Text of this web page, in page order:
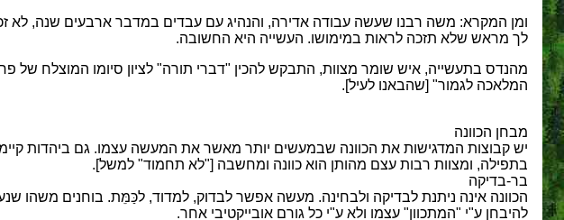
ומן המקרא: משה רבנו שעשה עבודה אדירה, והנהיג עם עבדים במדבר ארבעים שנה,
לך מראש שלא תזכה לראות במימושו. העשייה היא החשובה.
מהנדס בתעשייה, איש שומר מצוות, התבקש להכין "דברי תורה" לציון סיומו המוצלח של
המלאכה לגמור" [שהבאנו לעיל].
מבחן הכוונה
יש קבוצות המדגישות את הכוונה שבמעשים יותר מאשר את המעשה עצמו. גם ביהדות
בתפילה, ומצוות רבות עצם מהותן הוא כוונה ומחשבה ["לא תחמוד" למשל].
בר-בדיקה
הכוונה אינה ניתנת לבדיקה ולבחינה. מעשה אפשר לבדוק, למדוד, לכַּמֵּת. בוחנים משהו
להיבחן ע"י "המתכוון" עצמו ולא ע"י כל גורם אובייקטיבי אחר.